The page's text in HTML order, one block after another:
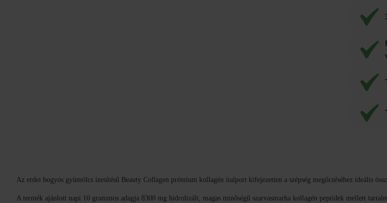
Az erdei bogyós gyümölcs ízesítésű Beauty Collagen prémium kollagén italport kifejezetten a szépség megőrzéséhez ideális
A termék ajánlott napi 10 grammos adagja 8300 mg hidrolizált, magas minőségű szarvasmarha kollagén peptidek mellett